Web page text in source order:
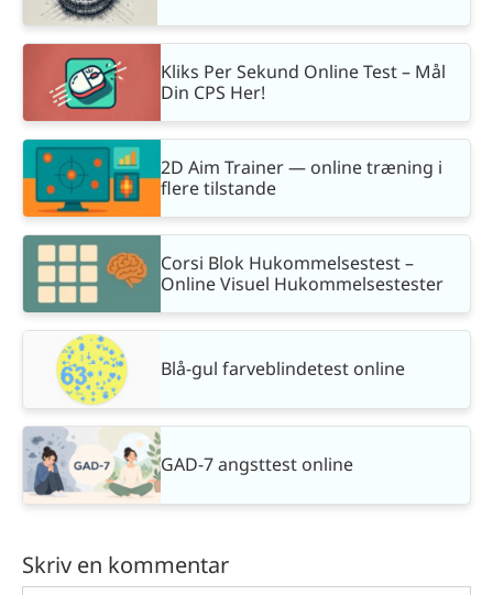
Kliks Per Sekund Online Test – Mål
Din CPS Her!
2D Aim Trainer — online træning i
flere tilstande
Corsi Blok Hukommelsestest –
Online Visuel Hukommelsestester
Blå-gul farveblindetest online
GAD-7 angsttest online
Skriv en kommentar